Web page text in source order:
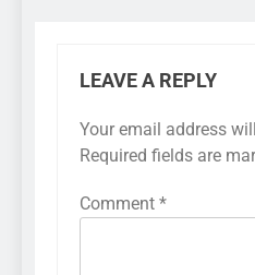
LEAVE A REPLY
Your email address
Required fields are
Comment *